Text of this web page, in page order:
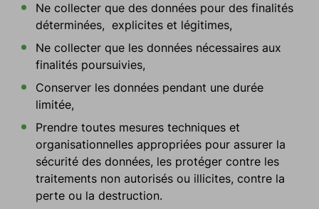
Ne collecter que des données pour des finalités
déterminées, explicites et légitimes,
Ne collecter que les données nécessaires aux
finalités poursuivies,
Conserver les données pendant une durée
limitée,
Prendre toutes mesures techniques et
organisationnelles appropriées pour assurer la
sécurité des données, les protéger contre les
traitements non autorisés ou illicites, contre la
perte ou la destruction.